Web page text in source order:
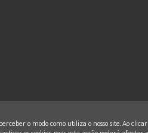
o modo como utiliza o nosso site. Ao